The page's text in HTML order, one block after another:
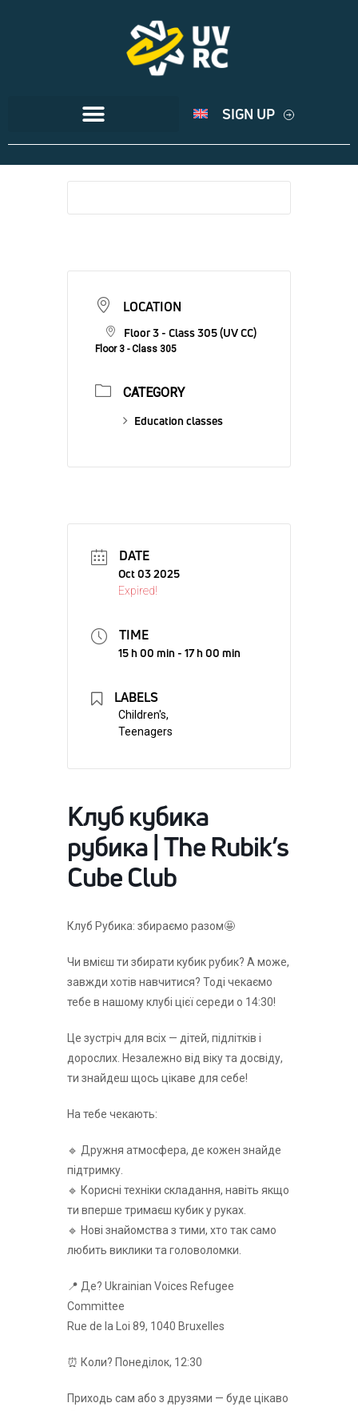
SIGN UP
LOCATION
Floor 3 - Class 305 (UV CC)
Floor 3 - Class 305
CATEGORY
Education classes
DATE
Oct 03 2025
Expired!
TIME
15 h 00 min - 17 h 00 min
LABELS
Children's,
Teenagers
Клуб кубика
рубика | The Rubik’s
Cube Club
Клуб Рубика: збираємо разом🤩
Чи вмієш ти збирати кубик рубик? А може,
завжди хотів навчитися? Тоді чекаємо
тебе в нашому клубі цієї середи о 14:30!
Це зустріч для всіх — дітей, підлітків і
дорослих. Незалежно від віку та досвіду,
ти знайдеш щось цікаве для себе!
На тебе чекають:
🔹 Дружня атмосфера, де кожен знайде
підтримку.
🔹 Корисні техніки складання, навіть якщо
ти вперше тримаєш кубик у руках.
🔹 Нові знайомства з тими, хто так само
любить виклики та головоломки.
📍 Де? Ukrainian Voices Refugee
Committee
Rue de la Loi 89, 1040 Bruxelles
⏰ Коли? Понеділок, 12:30
Приходь сам або з друзями — буде цікаво